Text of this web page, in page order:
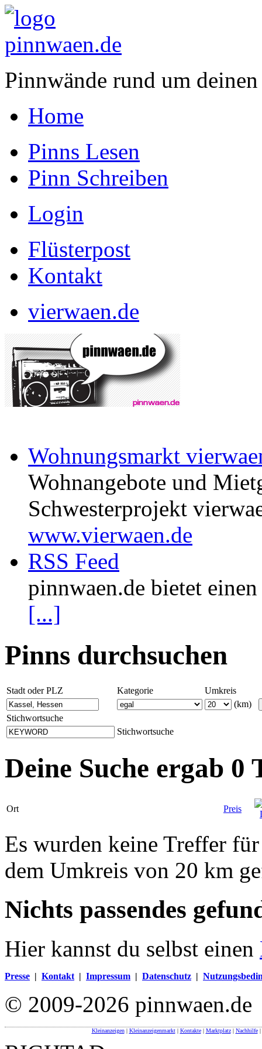
Pinnwände rund um
Home
Pinns Lesen
Pinn Schreiben
Login
Flüsterpost
Kontakt
vierwaen.de
Wohnungsmarkt
Wohnangebote und
Schwesterprojekt
www.vierwaen.de
RSS Feed
pinnwaen.de bietet
[...]
Pinns durchsuchen
Stadt oder PLZ Kategorie
Umkreis
(km)
Stichwortsuche
Stichwortsuche
Deine Suche ergab 0
Ort Preis
Es wurden keine Treffer
dem Umkreis von 20 km
Nichts passendes
Hier kannst du selbst einen
Presse | Kontakt | Impressum | Datenschutz |
© 2009-2026 pinnwaen.de
Kleinanzeigen| Kleinanzeigenmarkt| Kontakte| Marktplatz| Nachhilfe|